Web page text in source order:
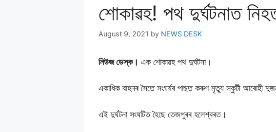
শােকাৱহ! পথ দুৰ্ঘটনাত
August 9, 2021 by NEWS DESK
নিউজ ডেস্ক। এক শােকাৱহ পথ দুৰ্ঘটনা।
একাধিক বাহনৰ সৈতে সংঘৰ্ষৰ পাছত কৰুণ মৃত্যু স্কুটী আৰােহী
এই দুৰ্ঘটনা সংঘটিত হৈছে তেজপুৰৰ হলেশ্বৰত।